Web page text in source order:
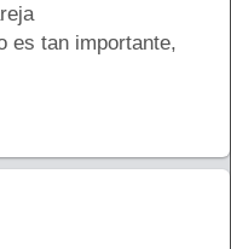
es tan importante,